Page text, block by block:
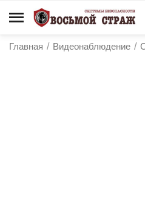
Главная / Видеонаблюдение /